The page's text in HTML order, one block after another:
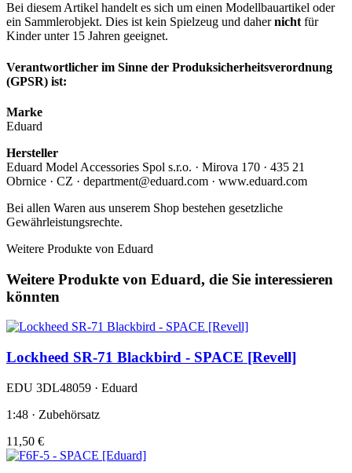
Bei diesem Artikel handelt es sich um einen Modellbauartikel oder
ein Sammlerobjekt. Dies ist kein Spielzeug und dahernicht für
Kinder unter 15 Jahren geeignet.
Verantwortlicher im Sinne der Produksicherheitsverordnung
(GPSR) ist:
Marke
Eduard
Hersteller
Eduard Model Accessories Spol s.r.o. · Mirova 170 · 435 21
Obrnice · CZ · department@eduard.com · www.eduard.com
Bei allen Waren aus unserem Shop bestehen gesetzliche
Gewährleistungsrechte.
Weitere Produkte von Eduard
Weitere Produkte von Eduard, die Sie interessieren
könnten
Lockheed SR-71 Blackbird - SPACE [Revell]
EDU 3DL48059 · Eduard
1:48 · Zubehörsatz
11,50 €